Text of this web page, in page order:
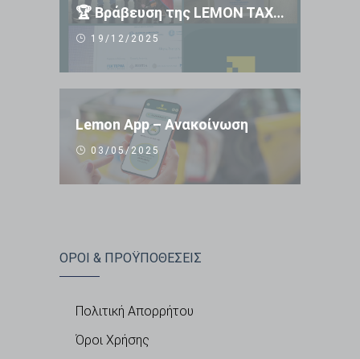
🏆 Βράβευση της LEMON TAXI APP 🏆
19/12/2025
Lemon App – Ανακοίνωση
03/05/2025
ΟΡΟΙ & ΠΡΟΫΠΟΘΕΣΕΙΣ
Πολιτική Απορρήτου
Όροι Χρήσης